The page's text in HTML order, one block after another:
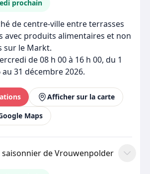
prochain
de centre-ville entre terrasses
avec produits alimentaires et non
sur le Markt.
de 08 h 00 à 16 h 00, du 1
31 décembre 2026.
Afficher sur la carte
Maps
saisonnier de Vrouwenpolder